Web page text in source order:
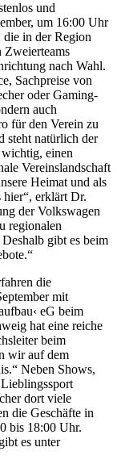
und
um 16:00 Uhr
die in der Region
nach Wahl.
Sachpreise von
oder Gaming-
auch
für den Verein zu
steht natürlich der
einen
Vereinslandschaft
Heimat und als
hier“, erklärt Dr.
der Volkswagen
regionalen
gibt es beim
die
mit
eG beim
hat eine reiche
beim
wir auf dem
Neben Shows,
dort viele
die Geschäfte in
bis 18:00 Uhr.
es unter